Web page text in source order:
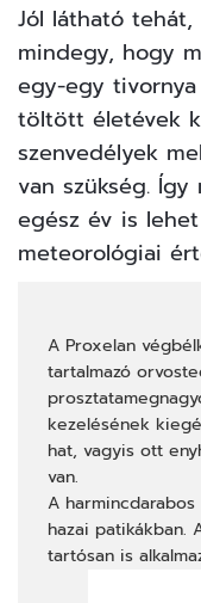
Jól látható
mindegy, hogy
egy-egy
töltött életévek
szenvedélyek
van szükség.
egész év is
meteorológiai
A Proxelan
tartalmazó
kezelésének
hat, vagyis ott
van.
A
hazai patikákban.
tartósan is